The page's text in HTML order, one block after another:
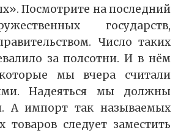
Посмотрите на последний
государств,
Число таких
за полсотни. И в нём
мы вчера считали
Надеяться мы должны
А импорт так называемых
товаров следует заместить